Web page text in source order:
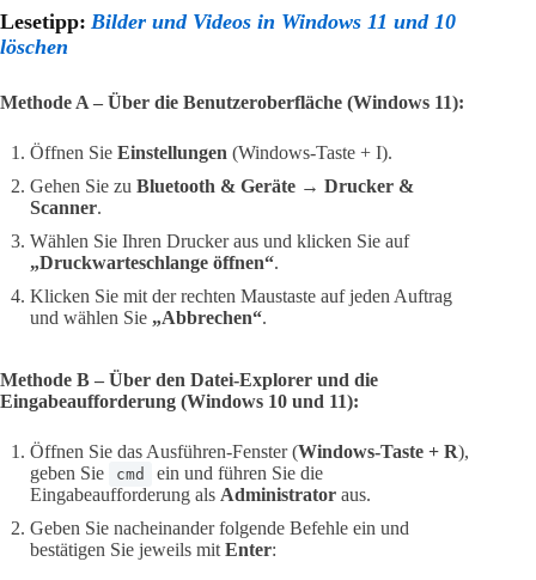
Lesetipp: Bilder und Videos in Windows 11 und 10
löschen
Methode A – Über die Benutzeroberfläche (Windows 11):
Öffnen Sie Einstellungen (Windows-Taste + I).
Gehen Sie zu Bluetooth & Geräte → Drucker &
Scanner.
Wählen Sie Ihren Drucker aus und klicken Sie auf
„Druckwarteschlange öffnen“.
Klicken Sie mit der rechten Maustaste auf jeden Auftrag
und wählen Sie „Abbrechen“.
Methode B – Über den Datei-Explorer und die
Eingabeaufforderung (Windows 10 und 11):
Öffnen Sie das Ausführen-Fenster (Windows-Taste + R),
geben Sie
cmd
ein und führen Sie die
Eingabeaufforderung als Administrator aus.
Geben Sie nacheinander folgende Befehle ein und
bestätigen Sie jeweils mit Enter: